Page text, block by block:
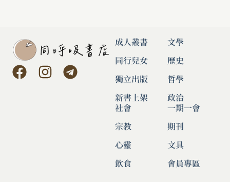
成人叢書
同行兒女
獨立出版
新書上架
文學
歷史
哲學
政治
社會
宗教
心靈
飲食
一期一會
期刊
文具
會員專區